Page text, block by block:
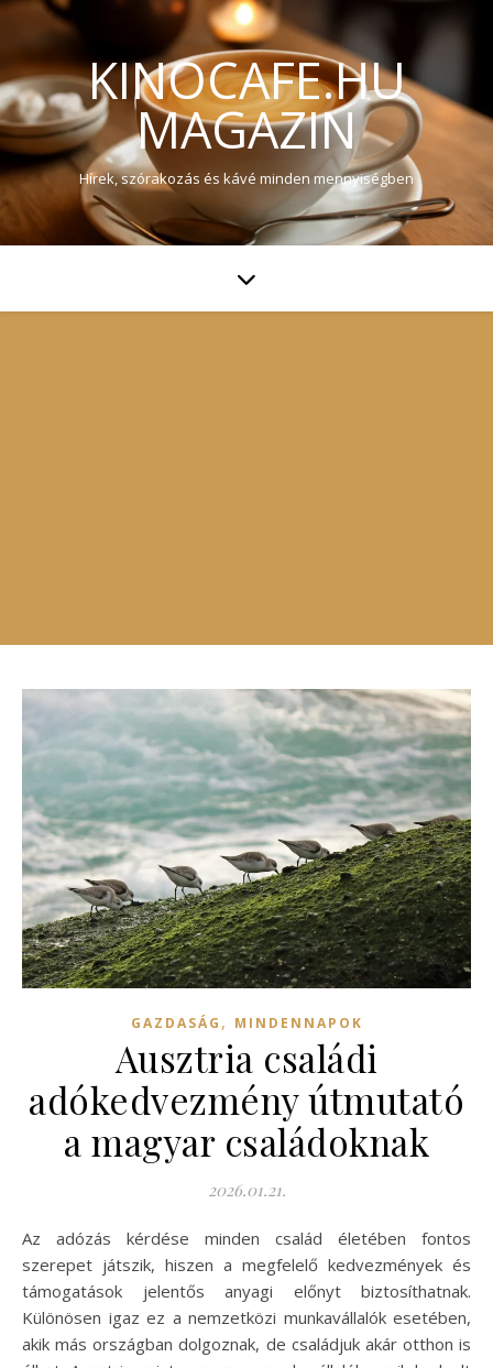
KINOCAFE.HU
MAGAZIN
Hírek, szórakozás és kávé minden mennyiségben
GAZDASÁG , MINDENNAPOK
Ausztria családi
adókedvezmény útmutató
a magyar családoknak
2026.01.21.
Az adózás kérdése minden család életében fontos
szerepet játszik, hiszen a megfelelő kedvezmények és
támogatások jelentős anyagi előnyt biztosíthatnak.
Különösen igaz ez a nemzetközi munkavállalók esetében,
akik más országban dolgoznak, de családjuk akár otthon is